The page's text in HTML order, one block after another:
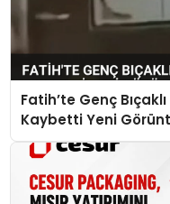
Fatih’te Genç
Kaybetti Yeni